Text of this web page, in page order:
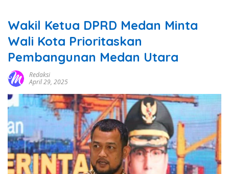
Wakil Ketua DPRD Medan Minta
Wali Kota Prioritaskan
Pembangunan Medan Utara
Redaksi
April 29, 2025